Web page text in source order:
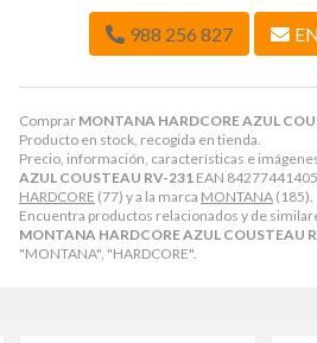
Comprar MONTANA HARDCORE AZUL
Producto en stock, recogida en tienda.
Precio, información, características e
AZUL COUSTEAU RV-231 EAN
HARDCORE (77) y a la marca MONTANA (185).
Encuentra productos relacionados y de
MONTANA HARDCORE AZUL COUSTEAU
"MONTANA", "HARDCORE".
988 256 827